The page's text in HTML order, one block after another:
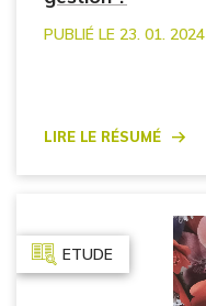
PUBLIÉ LE 23. 01. 2024
Lire le résumé
ETUDE